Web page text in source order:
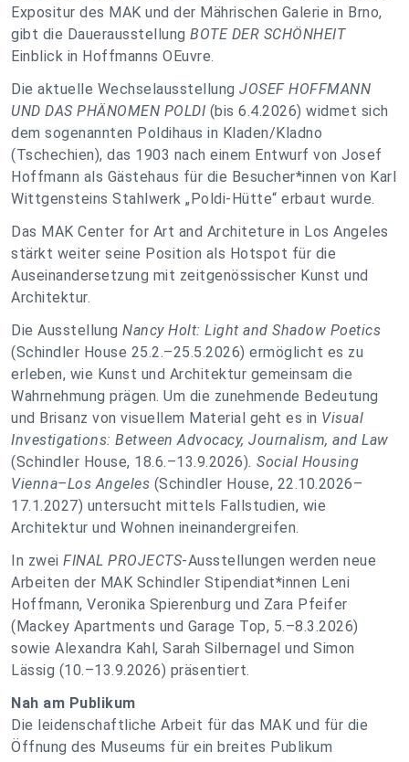
Expositur des MAK und der Mährischen Galerie in Brno,
gibt die Dauerausstellung BOTE DER SCHÖNHEIT
Einblick in Hoffmanns OEuvre.
Die aktuelle Wechselausstellung JOSEF HOFFMANN
UND DAS PHÄNOMEN POLDI (bis 6.4.2026) widmet sich
dem sogenannten Poldihaus in Kladen/Kladno
(Tschechien), das 1903 nach einem Entwurf von Josef
Hoffmann als Gästehaus für die Besucher*innen von Karl
Wittgensteins Stahlwerk „Poldi-Hütte“ erbaut wurde.
Das MAK Center for Art and Architeture in Los Angeles
stärkt weiter seine Position als Hotspot für die
Auseinandersetzung mit zeitgenössischer Kunst und
Architektur.
Die Ausstellung Nancy Holt: Light and Shadow Poetics
(Schindler House 25.2.–25.5.2026) ermöglicht es zu
erleben, wie Kunst und Architektur gemeinsam die
Wahrnehmung prägen. Um die zunehmende Bedeutung
und Brisanz von visuellem Material geht es in Visual
Investigations: Between Advocacy, Journalism, and Law
(Schindler House, 18.6.–13.9.2026). Social Housing
Vienna–Los Angeles (Schindler House, 22.10.2026–
17.1.2027) untersucht mittels Fallstudien, wie
Architektur und Wohnen ineinandergreifen.
In zwei FINAL PROJECTS-Ausstellungen werden neue
Arbeiten der MAK Schindler Stipendiat*innen Leni
Hoffmann, Veronika Spierenburg und Zara Pfeifer
(Mackey Apartments und Garage Top, 5.–8.3.2026)
sowie Alexandra Kahl, Sarah Silbernagel und Simon
Lässig (10.–13.9.2026) präsentiert.
Nah am Publikum
Die leidenschaftliche Arbeit für das MAK und für die
Öffnung des Museums für ein breites Publikum